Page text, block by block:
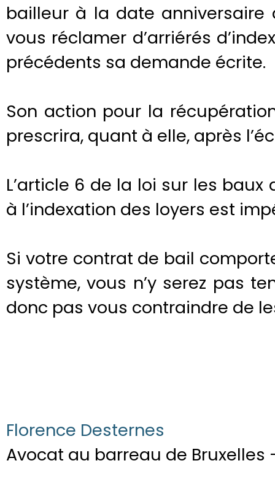
bailleur à la date
vous réclamer d’arriérés
précédents sa demande écrite.
Son action pour la
prescrira, quant à elle, après
L’article 6 de la loi sur les
à l’indexation des loyers est
Si votre contrat de bail
système, vous n’y serez pas
donc pas vous contraindre de
Florence Desternes
Avocat au barreau de